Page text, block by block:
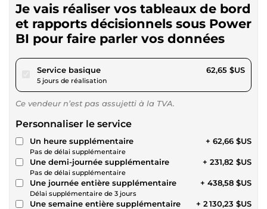
Je vais réaliser vos tableaux de bord
et rapports décisionnels sous Power
BI pour faire parler vos données
Service basiquepour 57,75 $US
5 jours de réalisation
62,65 $US
Ce vendeur n’est pas assujetti à la TVA.
Personnaliser le service
Un heure supplémentaire
Pas de délai supplémentaire
+ 62,66 $US
Une demi-journée supplémentaire
Pas de délai supplémentaire
+ 231,82 $US
Une journée entière supplémentaire
Délai supplémentaire de 3 jours
+ 438,58 $US
Une semaine entière supplémentaire + 2 130,23 $US